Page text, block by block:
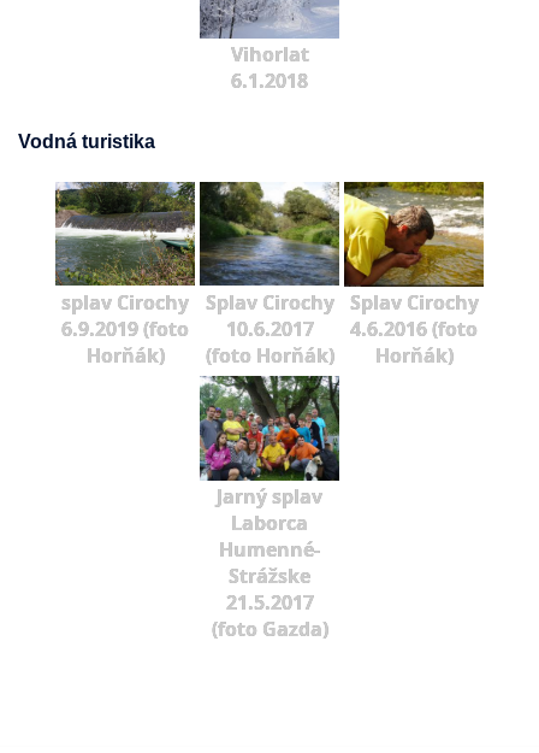
Vihorlat
6.1.2018
Vodná turistika
splav Cirochy
6.9.2019 (foto
Horňák)
Splav Cirochy
10.6.2017
(foto Horňák)
Splav Cirochy
4.6.2016 (foto
Horňák)
Jarný splav
Laborca
Humenné-
Strážske
21.5.2017
(foto Gazda)